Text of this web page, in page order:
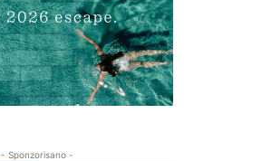
- Sponzorisano -